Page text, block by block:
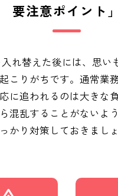
要注意ポイント」
れ替えた後には、思い
こりがちです。通常業
に追われるのは大きな
混乱することがないよ
かり対策しておきましょ